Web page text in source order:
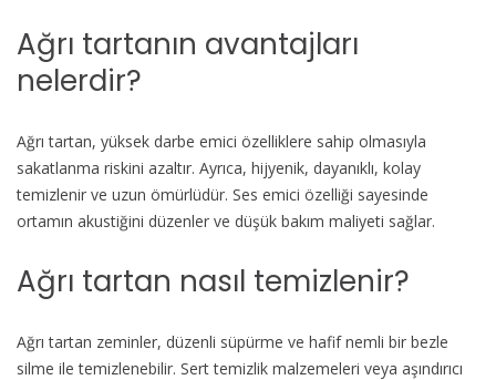
Ağrı tartanın avantajları
nelerdir?
Ağrı tartan, yüksek darbe emici özelliklere sahip olmasıyla
sakatlanma riskini azaltır. Ayrıca, hijyenik, dayanıklı, kolay
temizlenir ve uzun ömürlüdür. Ses emici özelliği sayesinde
ortamın akustiğini düzenler ve düşük bakım maliyeti sağlar.
Ağrı tartan nasıl temizlenir?
Ağrı tartan zeminler, düzenli süpürme ve hafif nemli bir bezle
silme ile temizlenebilir. Sert temizlik malzemeleri veya aşındırıcı